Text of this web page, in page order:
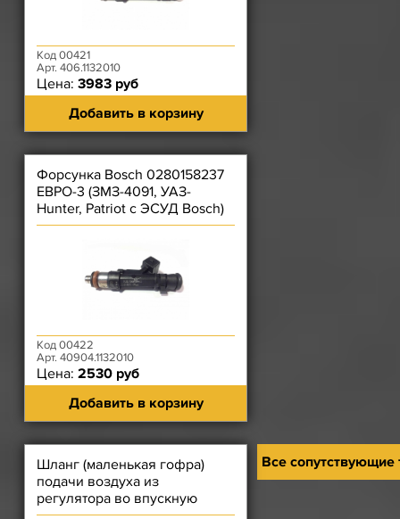
Код 00421
Арт. 406.1132010
Цена: 3983 руб
Добавить в корзину
Форсунка Bosch 0280158237
ЕВРО-3 (ЗМЗ-4091, УАЗ-
Hunter, Patriot с ЭСУД Bosch)
выступ напрот. разъёма
Код 00422
Арт. 40904.1132010
Цена: 2530 руб
Добавить в корзину
Шланг (маленькая гофра)
подачи воздуха из
регулятора во впускную
трубу
Все сопутствующие